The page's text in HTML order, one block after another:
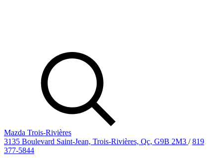
Mazda Trois-Rivières
3135 Boulevard Saint-Jean, Trois-Rivières, Qc, G9B 2M3 / 819
377-5844